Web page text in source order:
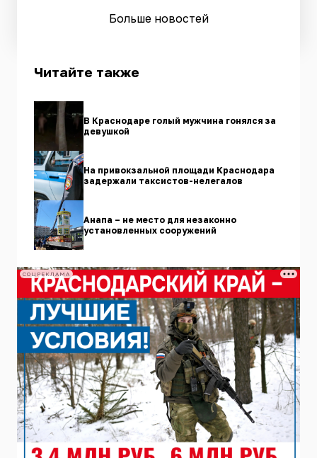
Больше новостей
Читайте также
В Краснодаре голый мужчина гонялся за
девушкой
На привокзальной площади Краснодара
задержали таксистов-нелегалов
Анапа – не место для незаконно
установленных сооружений
СОЦРЕКЛАМА